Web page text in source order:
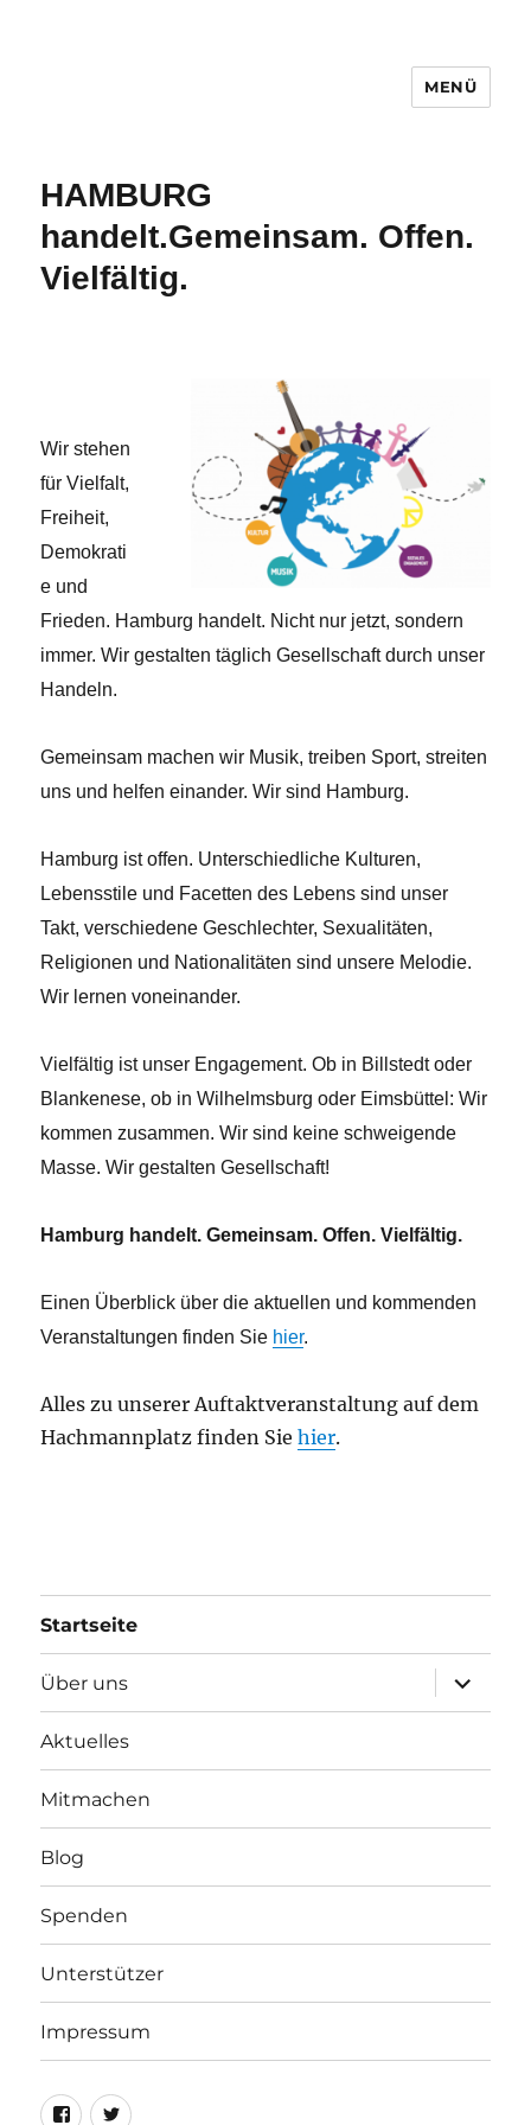
MENÜ
HAMBURG
handelt.Gemeinsam. Offen.
Vielfältig.
Wir stehen
für Vielfalt,
Freiheit,
Demokrati
e und
Frieden. Hamburg handelt. Nicht nur jetzt, sondern
immer. Wir gestalten täglich Gesellschaft durch unser
Handeln.
Gemeinsam machen wir Musik, treiben Sport, streiten
uns und helfen einander. Wir sind Hamburg.
Hamburg ist offen. Unterschiedliche Kulturen,
Lebensstile und Facetten des Lebens sind unser
Takt, verschiedene Geschlechter, Sexualitäten,
Religionen und Nationalitäten sind unsere Melodie.
Wir lernen voneinander.
Vielfältig ist unser Engagement. Ob in Billstedt oder
Blankenese, ob in Wilhelmsburg oder Eimsbüttel: Wir
kommen zusammen. Wir sind keine schweigende
Masse. Wir gestalten Gesellschaft!
Hamburg handelt. Gemeinsam. Offen. Vielfältig.
Einen Überblick über die aktuellen und kommenden
Veranstaltungen finden Sie hier.
Alles zu unserer Auftaktveranstaltung auf dem
Hachmannplatz finden Siehier.
Startseite
Über uns
öffnen
Aktuelles
Mitmachen
Blog
Spenden
Unterstützer
Impressum
FacebookTwitter